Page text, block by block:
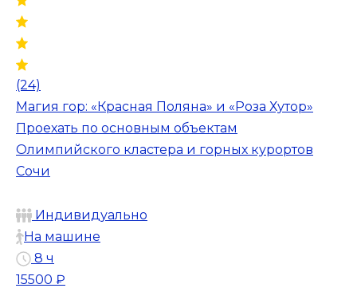
(24)
Магия гор: «Красная Поляна» и «Роза Хутор»
Проехать по основным объектам
Олимпийского кластера и горных курортов
Сочи
Индивидуально
На машине
8 ч
15500 ₽